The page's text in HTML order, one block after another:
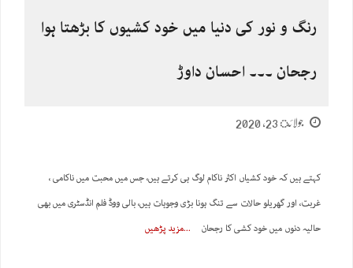
رنگ و نور کی دنیا میں خود کشیوں کا بڑھتا ہوا
رجحان ۔۔۔ احسان داوڑ
جولائ 23, 2020
کہتے ہیں کہ خود کشیاں اکثر ناکام لوگ ہی کرتے ہیں، جس میں محبت میں ناکامی ،
غربت، اور گھریلو حالات سے تنگ ہونا بڑی وجوہات ہیں، بالی ووڈ فلم انڈسٹری میں بھی
حالیہ دنوں میں خود کشی کا رجحان
مزید پڑھیں